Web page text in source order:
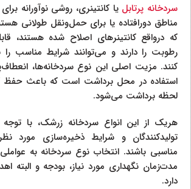
سردخانه پرتابل یا کانتینری، روشی نوآورانه
مناطق دورافتاده یا برای حمل‌ونقل طولانی
که درواقع کانتینرهای اصلاح شده هستند،
رطوبت را دارند و می‌توانند شرایط مناسب
کنند. مزیت اصلی این نوع سردخانه‌ها،
استفاده در محل برداشت است که باعث
لحظه برداشت می‌شود.
هریک از این انواع سردخانه زرشک، با
تولیدکنندگان و شرایط ذخیره‌سازی مورد
مناسبی باشند. انتخاب نوع سردخانه به
مدت‌زمان نگهداری مورد نیاز، بودجه و البته
دارد.